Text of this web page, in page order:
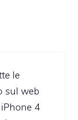
le
sul web
4